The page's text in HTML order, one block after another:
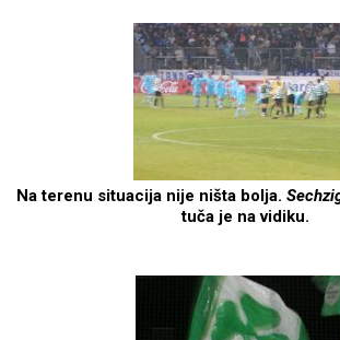
Na terenu situacija nije ništa bolja.
tuča je na vidiku.